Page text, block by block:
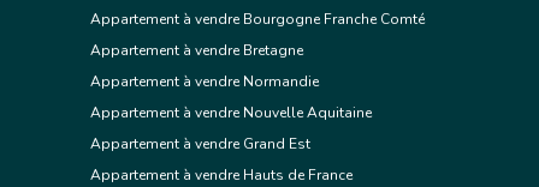
Appartement à vendre Bourgogne Franche Comté
Appartement à vendre Bretagne
Appartement à vendre Normandie
Appartement à vendre Nouvelle Aquitaine
Appartement à vendre Grand Est
Appartement à vendre Hauts de France